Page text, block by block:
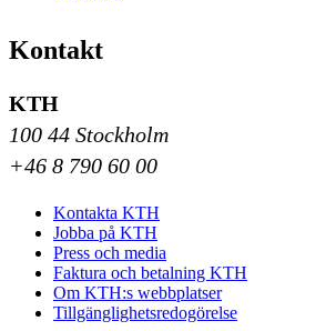
Kontakt
KTH
100 44 Stockholm
+46 8 790 60 00
Kontakta KTH
Jobba på KTH
Press och media
Faktura och betalning KTH
Om KTH:s webbplatser
Tillgänglighetsredogörelse